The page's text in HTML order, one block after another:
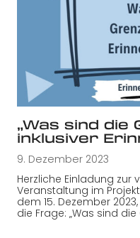
„Was sind die
inklusiver
9. Dezember 2023
Herzliche Einladung zur
Veranstaltung im Projekt
dem 15. Dezember
die Frage: „Was sind